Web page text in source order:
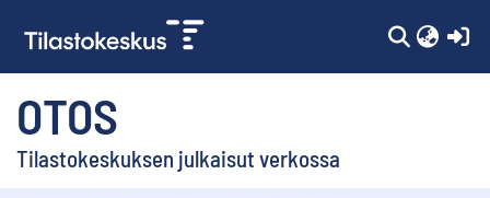
OTOS
Tilastokeskuksen julkaisut verkossa